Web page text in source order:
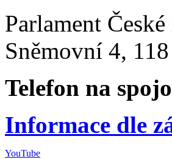
Parlament
Sněmovní 4,
Telefon na
Informace dle
YouTube